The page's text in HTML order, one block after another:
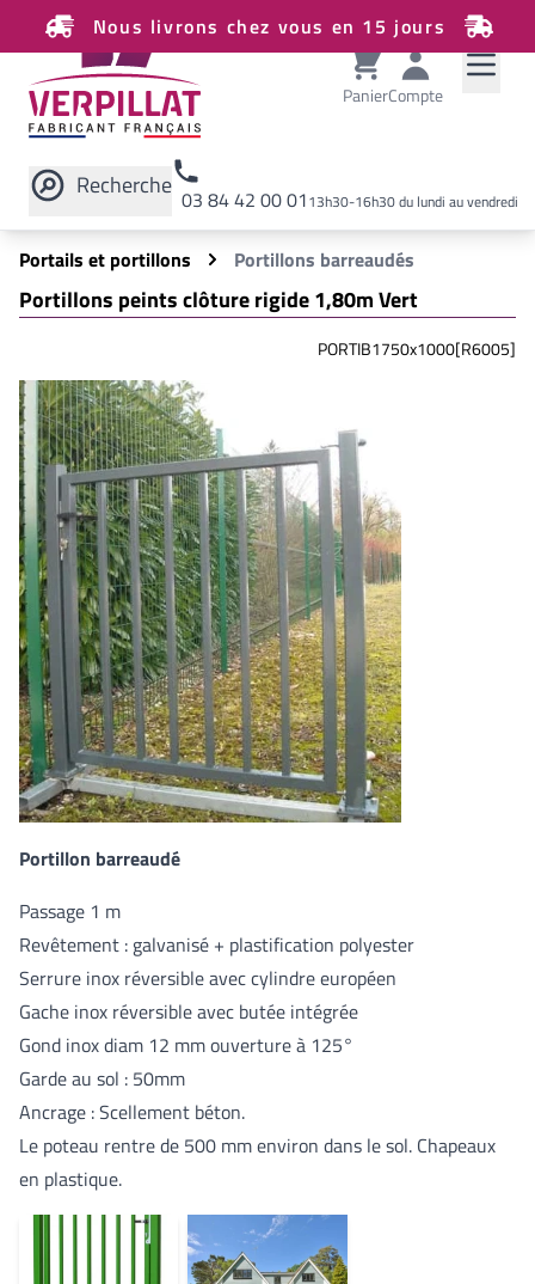
Nous livrons chez vous en 15 jours
PanierCompte
Recherche 03 84 42 00 0113h30-16h30 du lundi au vendredi
Rechercher sur le site
Portails et portillons
Portillons barreaudés
Portillons peints clôture rigide 1,80m Vert
PORTIB1750x1000[R6005]
Portillon barreaudé
Passage 1 m
Revêtement : galvanisé + plastification polyester
Serrure inox réversible avec cylindre européen
Gache inox réversible avec butée intégrée
Gond inox diam 12 mm ouverture à 125°
Garde au sol : 50mm
Ancrage : Scellement béton.
Le poteau rentre de 500 mm environ dans le sol. Chapeaux
en plastique.